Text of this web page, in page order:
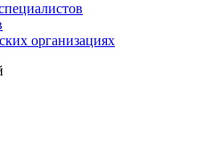
организациях